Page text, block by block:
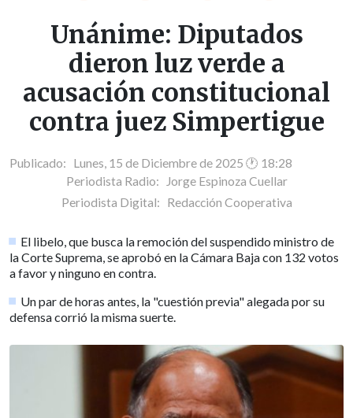
Unánime: Diputados
dieron luz verde a
acusación constitucional
contra juez Simpertigue
Publicado: Lunes, 15 de Diciembre de 2025 🕐 18:28
Periodista Radio:
Jorge Espinoza Cuellar
Periodista Digital: Redacción Cooperativa
El libelo, que busca la remoción del suspendido ministro de
la Corte Suprema, se aprobó en la Cámara Baja con 132 votos
a favor y ninguno en contra.
Un par de horas antes, la "cuestión previa" alegada por su
defensa corrió la misma suerte.